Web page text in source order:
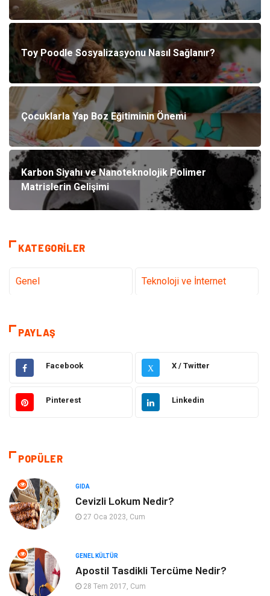
Toy Poodle Sosyalizasyonu Nasıl Sağlanır?
Çocuklarla Yap Boz Eğitiminin Önemi
Karbon Siyahı ve Nanoteknolojik Polimer
Matrislerin Gelişimi
KATEGORILER
Genel Teknoloji ve İnternet
Hukuk Dekorasyon
Elektrik & Elektronik Giyim
Eğitim ve Kariyer
Otomotiv Eğitim
Makine
Keyif ve Hobi
Tatil Yeme İçme
PAYLAŞ
Facebook X X / Twitter
Pinterest Linkedin
POPÜLER
GIDA
Cevizli Lokum Nedir?
27 Oca 2023, Cum
GENEL KÜLTÜR
Apostil Tasdikli Tercüme Nedir?
28 Tem 2017, Cum